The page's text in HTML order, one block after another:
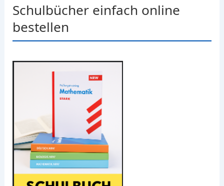
Schulbücher einfach online
bestellen